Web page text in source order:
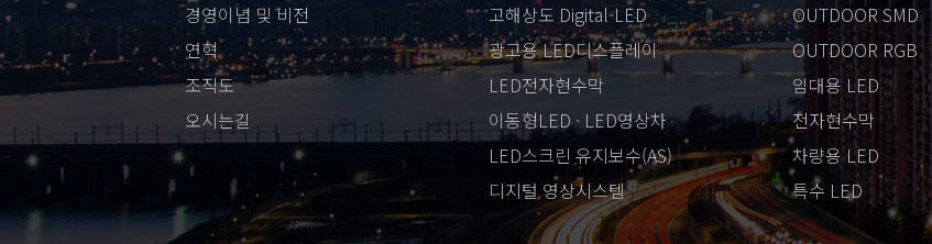
경영이념 및 비전
연혁
조직도
오시는길
고해상도 Digital-LED
광고용 LED디스플레이
LED전자현수막
이동형LED · LED영상차
LED스크린 유지보수(AS)
디지털 영상시스템
OUTDOOR SMD
OUTDOOR RGB
임대용 LED
전자현수막
차량용 LED
특수 LED